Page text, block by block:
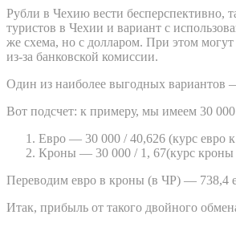
Рубли в Чехию вести бесперспективно,
туристов в Чехии и вариант с
же схема, но с долларом. При этом
из-за банковской комиссии.
Один из наиболее выгодных
Вот подсчет: к примеру, мы имеем 30
Евро — 30 000 / 40,626 (курс евро
Кроны — 30 000 / 1, 67(курс кроны
Переводим евро в кроны (в ЧР) — 738,4
Итак, прибыль от такого двойного